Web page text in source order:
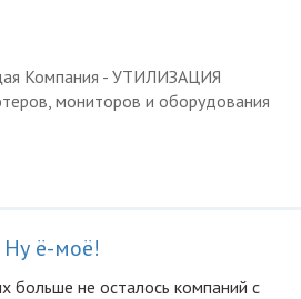
Компания - УТИЛИЗАЦИЯ
мониторов и оборудования
Ну ё-моё!
больше не осталоcь компаний с